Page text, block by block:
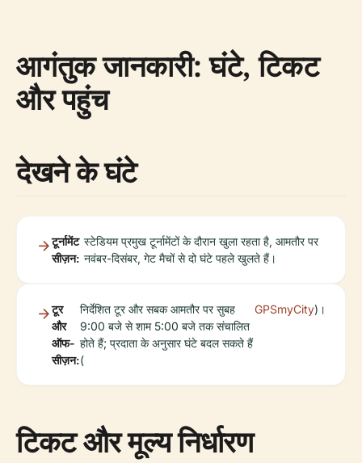
आगंतुक जानकारी: घंटे, टिकट
और पहुंच
देखने के घंटे
टूर्नामेंट
सीज़न:
स्टेडियम प्रमुख टूर्नामेंटों के दौरान खुला रहता है, आमतौर पर
नवंबर-दिसंबर, गेट मैचों से दो घंटे पहले खुलते हैं।
टूर
और
ऑफ-
सीज़न:
निर्देशित टूर और सबक आमतौर पर सुबह
9:00 बजे से शाम 5:00 बजे तक संचालित
होते हैं; प्रदाता के अनुसार घंटे बदल सकते हैं
(
GPSmyCity)।
टिकट और मूल्य निर्धारण